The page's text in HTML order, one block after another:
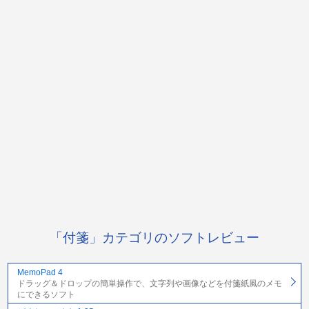
「付箋」カテゴリのソフトレビュー
MemoPad 4
ドラッグ＆ドロップの簡単操作で、文字列や画像などを付箋紙風のメモ
にできるソフト